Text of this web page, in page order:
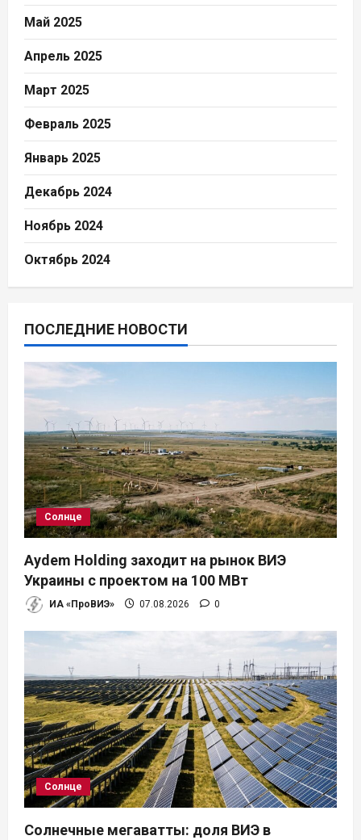
Май 2025
Апрель 2025
Март 2025
Февраль 2025
Январь 2025
Декабрь 2024
Ноябрь 2024
Октябрь 2024
ПОСЛЕДНИЕ НОВОСТИ
Солнце
Aydem Holding заходит на рынок ВИЭ
Украины с проектом на 100 МВт
ИА «ПроВИЭ» 07.08.2026 0
Солнце
Солнечные мегаватты: доля ВИЭ в